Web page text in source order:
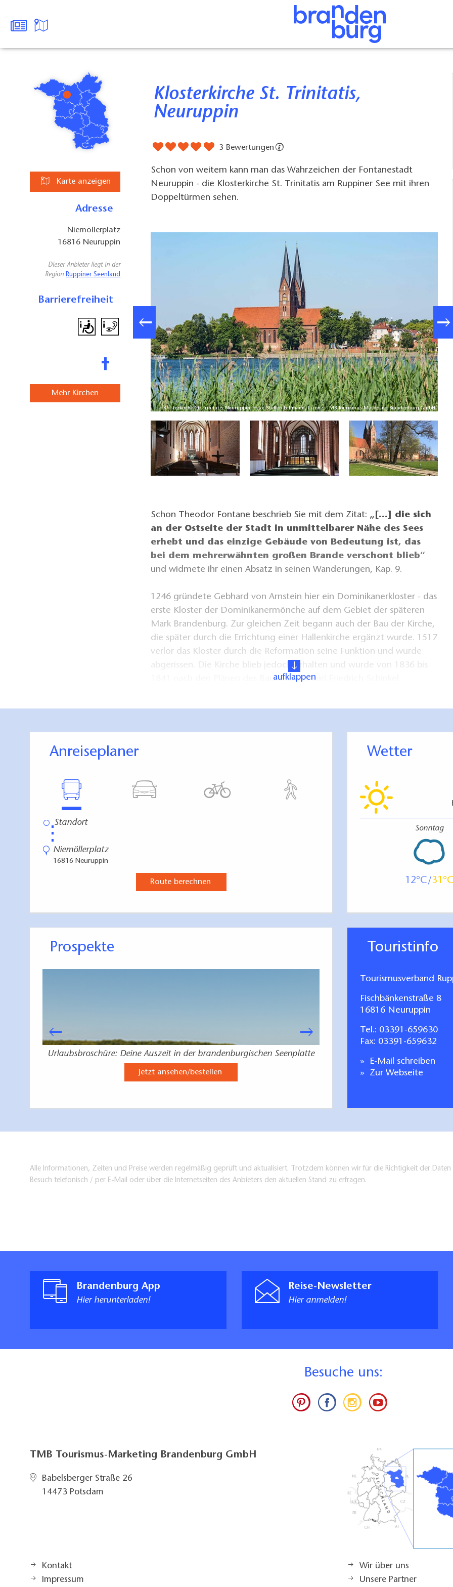
Karte anzeigen
Adresse
Niemöllerplatz
16816 Neuruppin
Dieser Anbieter liegt in der
Region Ruppiner Seenland
Barrierefreiheit
Mehr Kirchen
Klosterkirche St. Trinitatis,
Neuruppin
3 Bewertungen
Schon von weitem kann man das Wahrzeichen der Fontanestadt
Neuruppin - die Klosterkirche St. Trinitatis am Ruppiner See mit ihren
Doppeltürmen sehen.
Marketing Brandenburg GmbH, Lizenz: TMB Tourismus-
Klosterkirche St. Trinitatis Neuruppin, Foto: Steffen Lehmann, Lizenz: TMB Tourismus-Marketing Brandenburg GmbH
Schon Theodor Fontane beschrieb Sie mit dem Zitat: „[…] die sich
an der Ostseite der Stadt in unmittelbarer Nähe des Sees
erhebt und das einzige Gebäude von Bedeutung ist, das
bei dem mehrerwähnten großen Brande verschont blieb“
und widmete ihr einen Absatz in seinen Wanderungen, Kap. 9.
1246 gründete Gebhard von Arnstein hier ein Dominikanerkloster - das
erste Kloster der Dominikanermönche auf dem Gebiet der späteren
Mark Brandenburg. Zur gleichen Zeit begann auch der Bau der Kirche,
die später durch die Errichtung einer Hallenkirche ergänzt wurde. 1517
verlor das Kloster durch die Reformation seine Funktion und wurde
abgerissen. Die Kirche blieb jedoch erhalten und wurde von 1836 bis
1841 nach den Plänen des Baumeisters Karl Friedrich Schinkel
1907 hinzu und können bei einer Nachtwanderung mit Pater
des Dominikanerklosters.
Wichmann mit einem Schatz begraben sein - meint die Legende.
aufklappen
Anreiseplaner
⋮
Niemöllerplatz
16816 Neuruppin
Route berechnen
Wetter
Sonntag
12 31
Prospekte
Urlaubsbroschüre: Deine Auszeit in der brandenburgischen Seenplatte
Jetzt ansehen/bestellen
Touristinfo
Tourismusverband
Fischbänkenstraße 8
16816 Neuruppin
Tel.: 03391-659630
Fax: 03391-659632
E-Mail schreiben
Zur Webseite
Alle Informationen, Zeiten und Preise werden regelmäßig geprüft und aktualisiert. Trotzdem können wir für die Richtigkeit der
Besuch telefonisch / per E-Mail oder über die Internetseiten des Anbieters den aktuellen Stand zu erfragen.
Brandenburg App
Hier herunterladen!
Reise-Newsletter
Hier anmelden!
Besuche uns:
TMB Tourismus-Marketing Brandenburg GmbH
Babelsberger Straße 26
14473 Potsdam
Kontakt
Impressum
Wir über uns
Unsere Partner